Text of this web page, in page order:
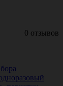
0 отзывов